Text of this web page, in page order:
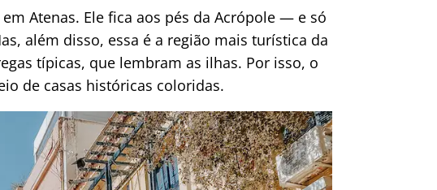
Atenas. Ele fica aos pés da Acrópole — e só
além disso, essa é a região mais turística da
típicas, que lembram as ilhas. Por isso, o
de casas históricas coloridas.